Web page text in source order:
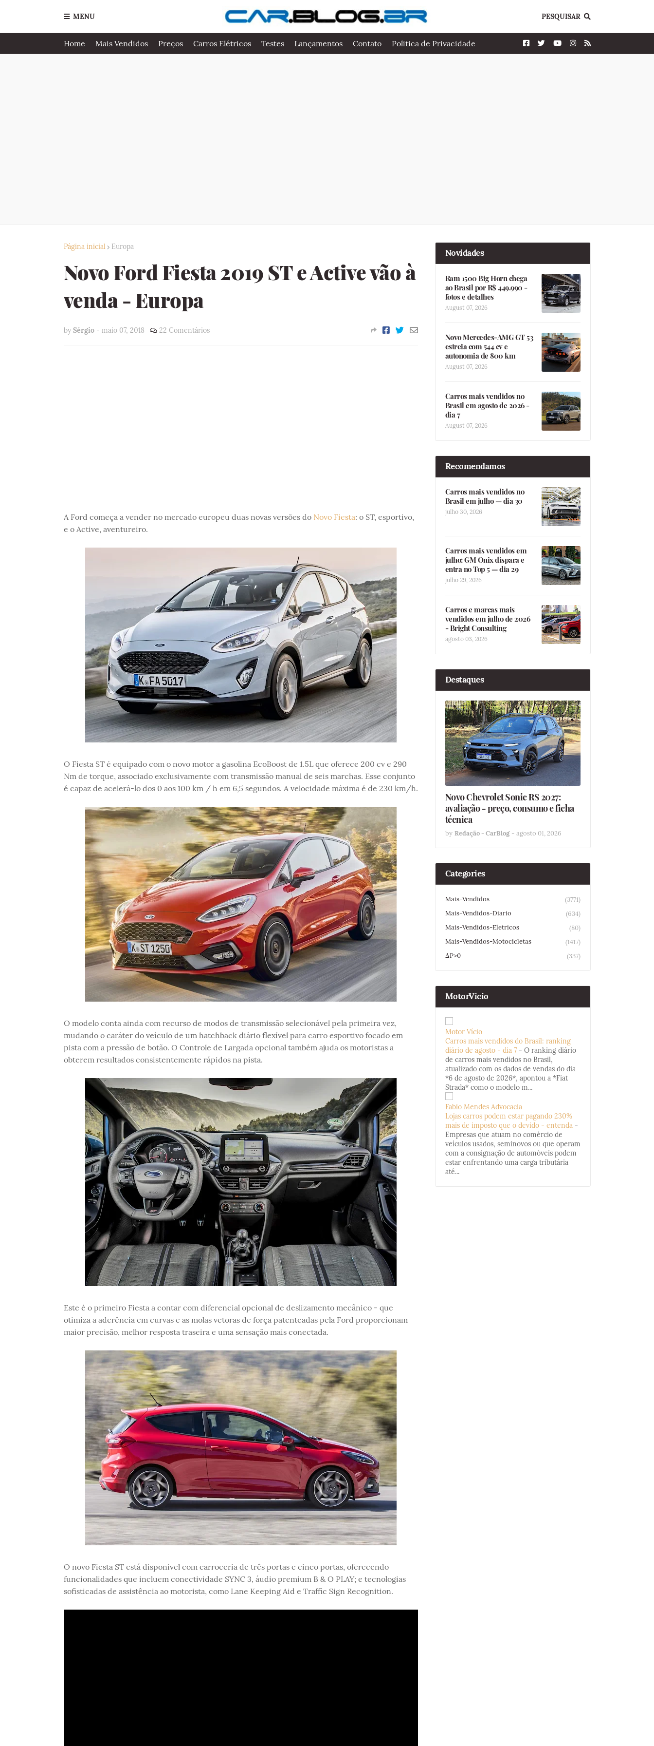
MENU PESQUISAR
Home Mais Vendidos Preços Carros Elétricos Testes Lançamentos Contato Politica de Privacidade
Página inicial Europa
Novo Ford Fiesta 2019 ST e Active vão à
venda - Europa
by Sérgio - maio 07, 2018 22 Comentários
A Ford começa a vender no mercado europeu duas novas versões do Novo Fiesta: o ST, esportivo,
e o Active, aventureiro.
O Fiesta ST é equipado com o novo motor a gasolina EcoBoost de 1.5L que oferece 200 cv e 290
Nm de torque, associado exclusivamente com transmissão manual de seis marchas. Esse conjunto
é capaz de acelerá-lo dos 0 aos 100 km / h em 6,5 segundos. A velocidade máxima é de 230 km/h.
O modelo conta ainda com recurso de modos de transmissão selecionável pela primeira vez,
mudando o caráter do veículo de um hatchback diário flexível para carro esportivo focado em
pista com a pressão de botão. O Controle de Largada opcional também ajuda os motoristas a
obterem resultados consistentemente rápidos na pista.
Este é o primeiro Fiesta a contar com diferencial opcional de deslizamento mecânico - que
otimiza a aderência em curvas e as molas vetoras de força patenteadas pela Ford proporcionam
maior precisão, melhor resposta traseira e uma sensação mais conectada.
O novo Fiesta ST está disponível com carroceria de três portas e cinco portas, oferecendo
funcionalidades que incluem conectividade SYNC 3, áudio premium B & O PLAY; e tecnologias
sofisticadas de assistência ao motorista, como Lane Keeping Aid e Traffic Sign Recognition.
Novidades
Ram 1500 Big Horn chega
ao Brasil por R$ 449.990 -
fotos e detalhes
August 07, 2026
Novo Mercedes-AMG GT 53
estreia com 544 cv e
autonomia de 800 km
August 07, 2026
Carros mais vendidos no
Brasil em agosto de 2026 -
dia 7
August 07, 2026
Recomendamos
Carros mais vendidos no
Brasil em julho — dia 30
julho 30, 2026
Carros mais vendidos em
julho: GM Onix dispara e
entra no Top 5 — dia 29
julho 29, 2026
Carros e marcas mais
vendidos em julho de 2026
- Bright Consulting
agosto 03, 2026
Destaques
Novo Chevrolet Sonic RS 2027:
avaliação - preço, consumo e ficha
técnica
by Redação - CarBlog - agosto 01, 2026
Categories
Mais-Vendidos
(3771)
Mais-Vendidos-Diario
(634)
Mais-Vendidos-Eletricos
(80)
Mais-Vendidos-Motocicletas
(1417)
ΔP>0
(337)
MotorVicio
Motor Vício
Carros mais vendidos do Brasil: ranking
diário de agosto - dia 7 - O ranking diário
de carros mais vendidos no Brasil,
atualizado com os dados de vendas do dia
*6 de agosto de 2026*, apontou a *Fiat
Strada* como o modelo m...
Fabio Mendes Advocacia
Lojas carros podem estar pagando 230%
mais de imposto que o devido - entenda -
Empresas que atuam no comércio de
veículos usados, seminovos ou que operam
com a consignação de automóveis podem
estar enfrentando uma carga tributária
até...